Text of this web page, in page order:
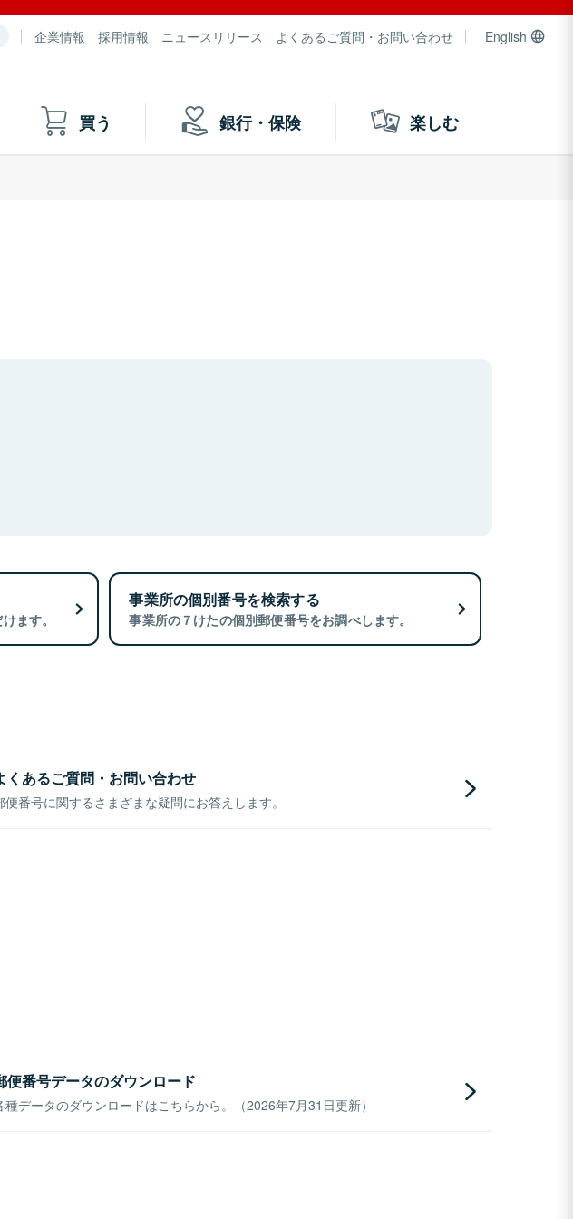
企業情報 採用情報 ニュースリリース よくあるご質問・お問い合わせ English
買う 銀行・保険 楽しむ
ます。
事業所の個別番号を検索する
事業所の７けたの個別郵便番号をお調べします。
くあるご質問・お問い合わせ
便番号に関するさまざまな疑問にお答えします。
便番号データのダウンロード
種データのダウンロードはこちらから。（2026年7月31日更新）